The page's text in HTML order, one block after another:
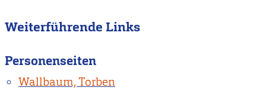
Weiterführende Links
Personenseiten
Wallbaum, Torben